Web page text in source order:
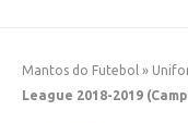
Mantos do Futebol »
League 2018-2019